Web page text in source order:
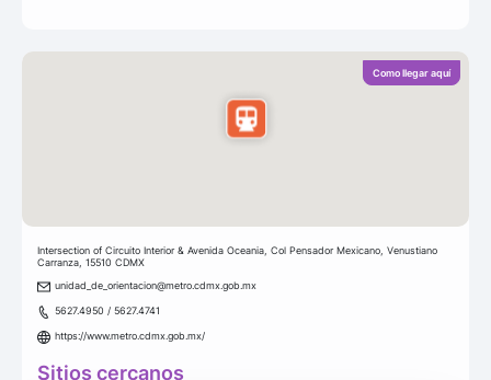
Como llegar aquí
Intersection of Circuito Interior & Avenida Oceania, Col Pensador Mexicano, Venustiano
Carranza, 15510 CDMX
unidad_de_orientacion@metro.cdmx.gob.mx
5627.4950 / 5627.4741
https://www.metro.cdmx.gob.mx/
Sitios cercanos